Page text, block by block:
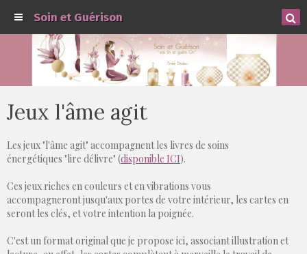
Soin et Guérison
Jeux l'âme agit
Les jeux "l'âme agit" accompagnent les livres de soins
énergétiques "lire délivre" (disponible ICI).
Ces jeux riches en couleurs et en vibrations vous
accompagneront jusqu'aux portes de votre intérieur, les cartes en
seront les clés, et votre intention la poignée.
C'est un format original que je propose ici, associant illustration et